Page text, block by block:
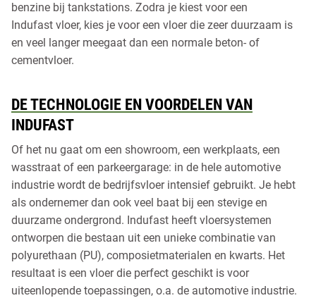
benzine bij tankstations. Zodra je kiest voor een
Indufast vloer, kies je voor een vloer die zeer duurzaam is
en veel langer meegaat dan een normale beton- of
cementvloer.
DE TECHNOLOGIE EN VOORDELEN VAN
INDUFAST
Of het nu gaat om een showroom, een werkplaats, een
wasstraat of een parkeergarage: in de hele automotive
industrie wordt de bedrijfsvloer intensief gebruikt. Je hebt
als ondernemer dan ook veel baat bij een stevige en
duurzame ondergrond. Indufast heeft vloersystemen
ontworpen die bestaan uit een unieke combinatie van
polyurethaan (PU), composietmaterialen en kwarts. Het
resultaat is een vloer die perfect geschikt is voor
uiteenlopende toepassingen, o.a. de automotive industrie.